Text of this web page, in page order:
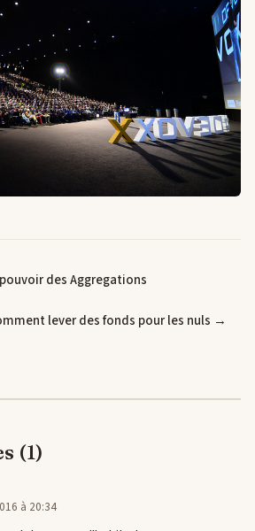
des Aggregations
lever des fonds pour les nuls →
(1)
à 20:34